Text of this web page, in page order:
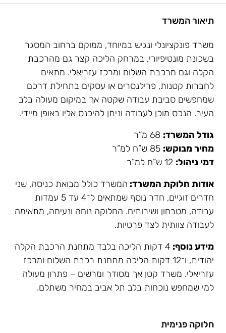
תיאור המשרד
משרד פונקציונלי ונגיש במיוחד, ממוקם ברחוב המסגר
בשכונת מונטיפיורי, במרחק הליכה קצר גם מהרכבת
הקלה וגם מרכבת השלום ומרכז עזריאלי. מתאים
לחברות קטנות, פרילנסרים או עסקים בתחילת דרכם
שמחפשים סביבת עבודה שקטה אך במיקום מעולה בלב
העיר. הנכס מוכן לעבודה וניתן להיכנס אליו באופן מיידי.
גודל המשרד:
מחיר מבוקש:
דמי ניהול:
אודות חלוקת המשרד: המשרד כולל מבואת כניסה, שני
חדרים זוגיים, חדר נוסף שמתאים ל־4 עד 5 עמדות
עבודה, מטבחון ושירותים. החלוקה נוחה ונעימה, מתאימה
לעבודה צוותית לצד פרטיות.
מידע נוסף:
4 דקות הליכה בלבד מתחנת הרכבת הקלה
יהודית, ו־12 דקות הליכה מתחנת רכבת השלום ומרכז
עזריאלי. משרד קטן אך מסודר ומרשים – פתרון מעולה
למי שמחפש נוכחות בלב תל אביב במחיר משתלם.
חלוקה פנימית